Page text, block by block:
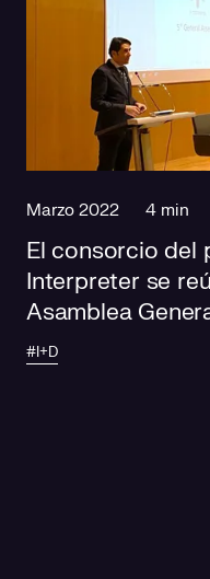
Marzo 2022 4 min
El consorcio del
Interpreter se
Asamblea
#I+D